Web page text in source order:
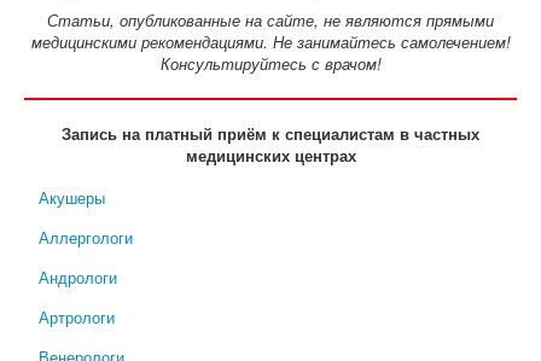
Статьи, опубликованные на сайте, не являются прямыми
медицинскими рекомендациями. Не занимайтесь самолечением!
Консультируйтесь с врачом!
Запись на платный приём к специалистам в частных
медицинских центрах
Акушеры
Аллергологи
Андрологи
Артрологи